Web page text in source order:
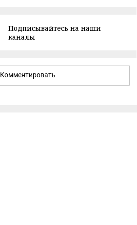
Подписывайтесь на наши
каналы
Комментировать